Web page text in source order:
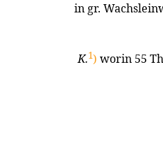
in gr.
K.1) worin 55